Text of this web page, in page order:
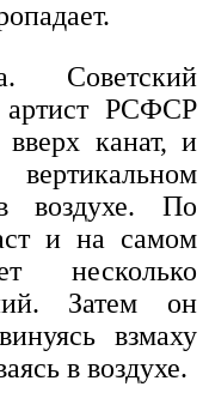
Советский
артист РСФСР
канат, и
воздухе. По
и на самом
несколько
Затем он
взмаху
в воздухе.